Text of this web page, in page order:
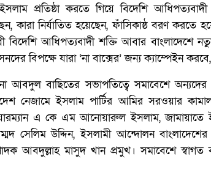
প্রতিষ্ঠা করতে গিয়ে বিদেশি
কারা নির্যাতিত হয়েছেন, ফাঁসিকাষ্ঠ বরণ করতে
বিদেশি আধিপত্যবাদী শক্তি আবার বাংলাদেশে
বিপক্ষে যারা ‘না বাক্সের’ জন্য ক্যাম্পেইন
আবদুল বাছিতের সভাপতিত্বে সমাবেশে
নেজামে ইসলাম পার্টির আমির সরওয়ার
এ কে এম আনোয়ারুল ইসলাম,
সেলিম উদ্দিন, ইসলামী আন্দোলন
আবদুল্লাহ মাসুদ খান প্রমুখ। সমাবেশে